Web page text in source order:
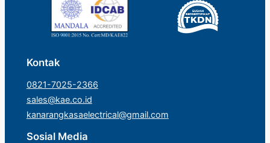
Kontak
0821-7025-2366
sales@kae.co.id
kanarangkasaelectrical@gmail.com
Sosial Media